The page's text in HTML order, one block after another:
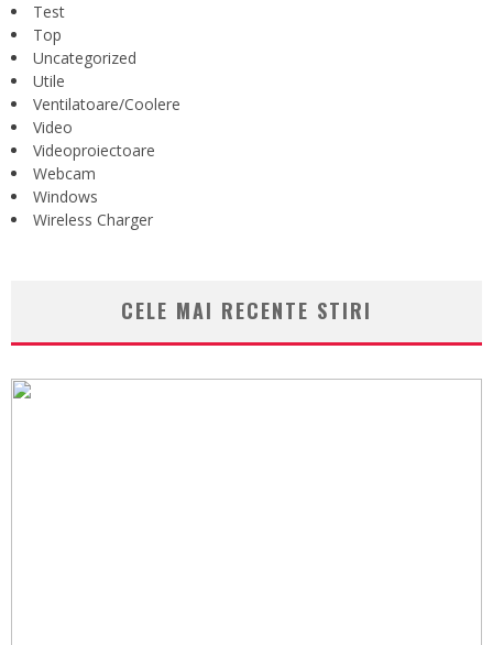
Test
Top
Uncategorized
Utile
Ventilatoare/Coolere
Video
Videoproiectoare
Webcam
Windows
Wireless Charger
CELE MAI RECENTE STIRI